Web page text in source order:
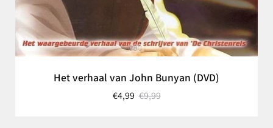
Het verhaal van John Bunyan (DVD)
€4,99 €9,99